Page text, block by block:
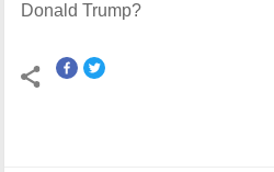
Donald Trump?